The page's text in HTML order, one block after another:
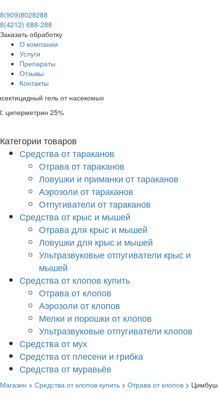
8(909)8028288
8(4212) 688-288
Заказать обработку
О компании
Услуги
Препараты
Отзывы
Контакты
гель от насекомых
циперметрин 25%
Магазин > Средства от клопов купить > Отрава от клопов > Цимбуш
Категории товаров
Средства от тараканов
Отрава от тараканов
Ловушки и приманки от тараканов
Аэрозоли от тараканов
Отпугиватели от тараканов
Средства от крыс и мышей
Отрава для крыс и мышей
Ловушки для крыс и мышей
Ультразвуковые отпугиватели крыс и
мышей
Средства от клопов купить
Отрава от клопов
Аэрозоли от клопов
Мелки и порошки от клопов
Ультразвуковые отпугиватели клопов
Средства от мух
Средства от плесени и грибка
Средства от муравьёв